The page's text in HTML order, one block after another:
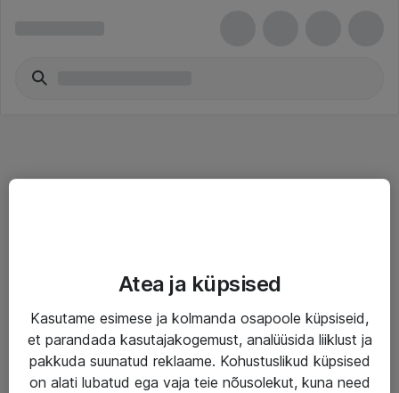
Haldusteenused
Garantii
Turva- ja nõrkvoolulahendused
Atea ja küpsised
Kasutame esimese ja kolmanda osapoole küpsiseid,
et parandada kasutajakogemust, analüüsida liiklust ja
pakkuda suunatud reklaame. Kohustuslikud küpsised
on alati lubatud ega vaja teie nõusolekut, kuna need